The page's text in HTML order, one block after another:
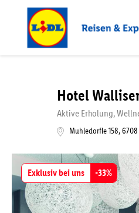
Hotel
Aktive Erholung,
Muhledorfle 158,6708
Exklusiv bei uns -33%